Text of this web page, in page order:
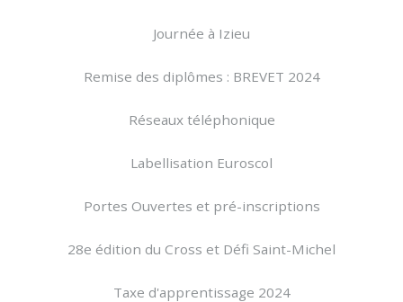
Journée à Izieu
Remise des diplômes : BREVET 2024
Réseaux téléphonique
Labellisation Euroscol
Portes Ouvertes et pré-inscriptions
28e édition du Cross et Défi Saint-Michel
Taxe d'apprentissage 2024